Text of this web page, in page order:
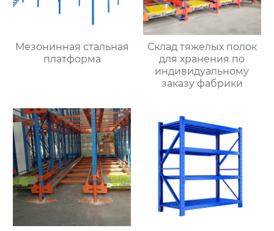
Мезонинная стальная
платформа
Склад тяжелых полок
для хранения по
индивидуальному
заказу фабрики